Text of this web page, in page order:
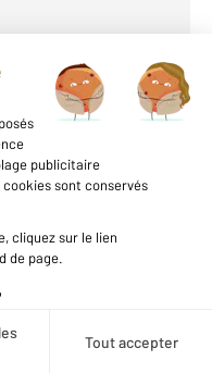
alerte
les prix au m2 de cette
zone